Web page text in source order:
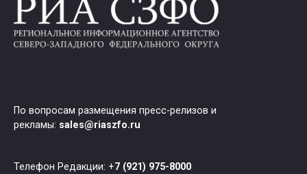
По вопросам размещения пресс-релизов и
рекламы: sales@riaszfo.ru
Телефон Редакции: +7 (921) 975-8000